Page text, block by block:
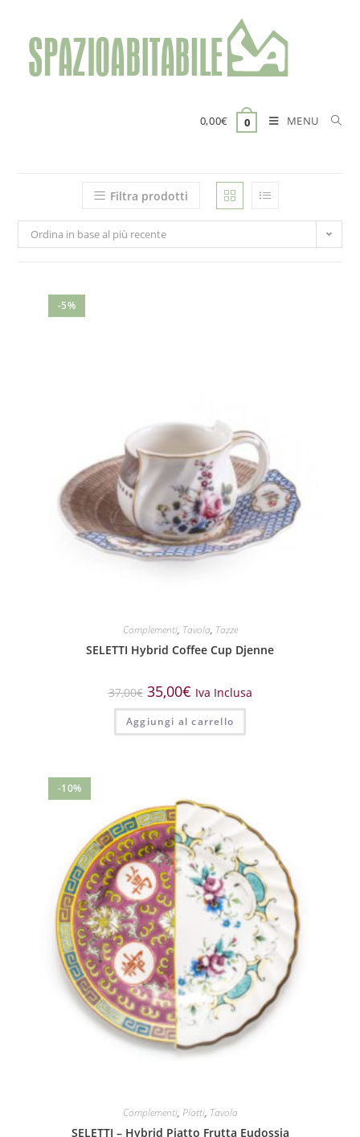
contenuto
0,00€ 0 MENU
Filtra prodotti
Ordina in base al più recente
-5%
Complementi, Tavola, Tazze
SELETTI Hybrid Coffee Cup Djenne
37,00€ 35,00€ Iva Inclusa
Aggiungi al carrello
-10%
Complementi, Piatti, Tavola
SELETTI – Hybrid Piatto Frutta Eudossia